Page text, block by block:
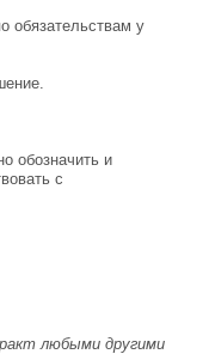
обязательствам у
обозначить и
с
любыми другими